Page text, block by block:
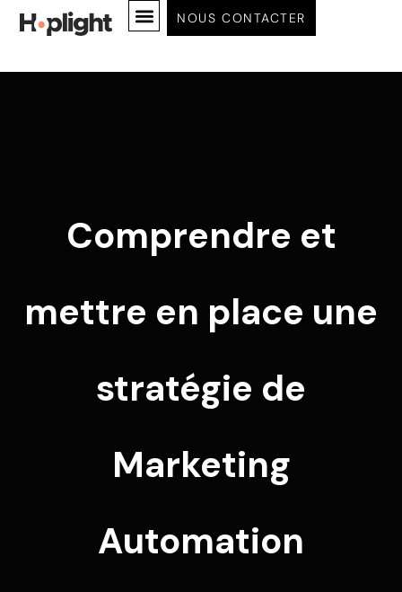
NOUS CONTACTER
Comprendre et
mettre en place une
stratégie de
Marketing
Automation